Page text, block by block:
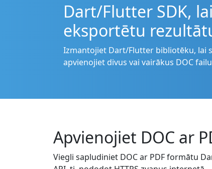
Dart/Flutter SDK,
eksportētu
Izmantojiet Dart/Flutter bibliotēku, lai
apvienojiet divus vai vairākus DOC
Apvienojiet DOC ar
Viegli sapludiniet DOC ar PDF formātu